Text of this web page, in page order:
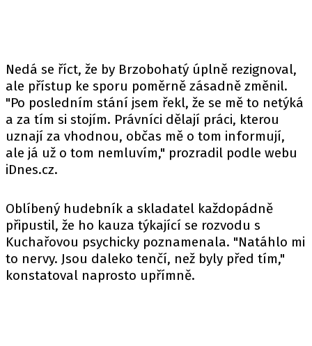
Nedá se říct, že by Brzobohatý úplně rezignoval,
ale přístup ke sporu poměrně zásadně změnil.
"Po posledním stání jsem řekl, že se mě to netýká
a za tím si stojím. Právníci dělají práci, kterou
uznají za vhodnou, občas mě o tom informují,
ale já už o tom nemluvím," prozradil podle webu
iDnes.cz.
Oblíbený hudebník a skladatel každopádně
připustil, že ho kauza týkající se rozvodu s
Kuchařovou psychicky poznamenala. "Natáhlo mi
to nervy. Jsou daleko tenčí, než byly před tím,"
konstatoval naprosto upřímně.